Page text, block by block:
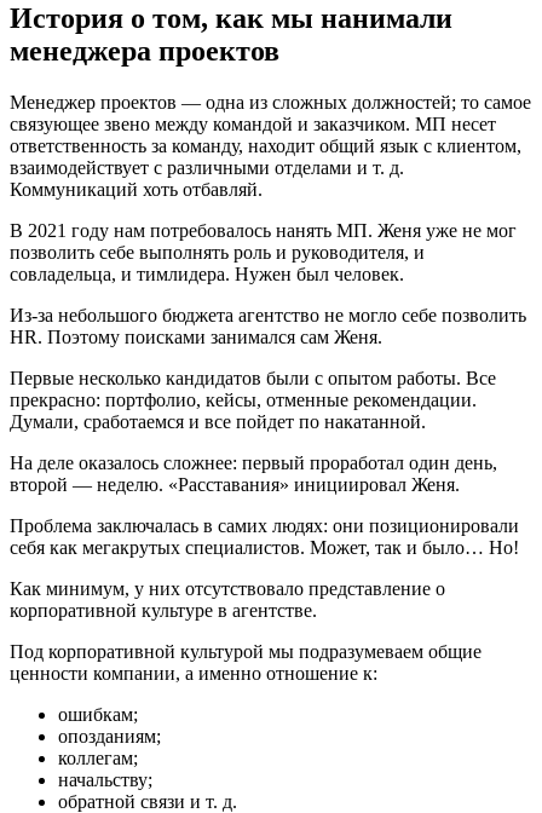
История о том, как мы нанимали
менеджера проектов
Менеджер проектов — одна из сложных должностей; то самое
связующее звено между командой и заказчиком. МП несет
ответственность за команду, находит общий язык с клиентом,
взаимодействует с различными отделами и т. д.
Коммуникаций хоть отбавляй.
В 2021 году нам потребовалось нанять МП. Женя уже не мог
позволить себе выполнять роль и руководителя, и
совладельца, и тимлидера. Нужен был человек.
Из-за небольшого бюджета агентство не могло себе позволить
HR. Поэтому поисками занимался сам Женя.
Первые несколько кандидатов были с опытом работы. Все
прекрасно: портфолио, кейсы, отменные рекомендации.
Думали, сработаемся и все пойдет по накатанной.
На деле оказалось сложнее: первый проработал один день,
второй — неделю. «Расставания» инициировал Женя.
Проблема заключалась в самих людях: они позиционировали
себя как мегакрутых специалистов. Может, так и было… Но!
Как минимум, у них отсутствовало представление о
корпоративной культуре в агентстве.
Под корпоративной культурой мы подразумеваем общие
ценности компании, а именно отношение к:
ошибкам;
опозданиям;
коллегам;
начальству;
обратной связи и т. д.